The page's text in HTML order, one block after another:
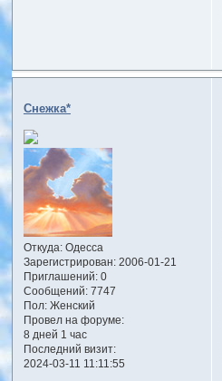
Снежка*
Откуда:Одесса
Зарегистрирован: 2006-01-21
Приглашений:0
Сообщений:7747
Пол:Женский
Провел на форуме:
8 дней 1 час
Последний визит:
2024-03-11 11:11:55